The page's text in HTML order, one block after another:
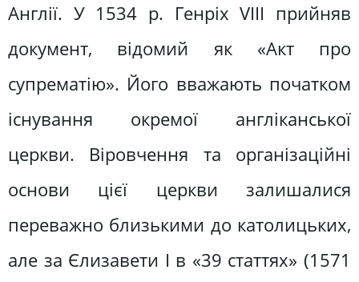
Англії. У 1534 р. Генріх VIII прийняв
документ, відомий як «Акт про
супрематію». Його вважають початком
існування окремої англіканської
церкви. Віровчення та організаційні
основи цієї церкви залишалися
переважно близькими до католицьких,
але за Єлизавети І в «39 статтях» (1571